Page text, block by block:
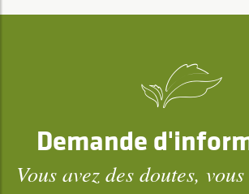
Demande
Vous avez des doutes,